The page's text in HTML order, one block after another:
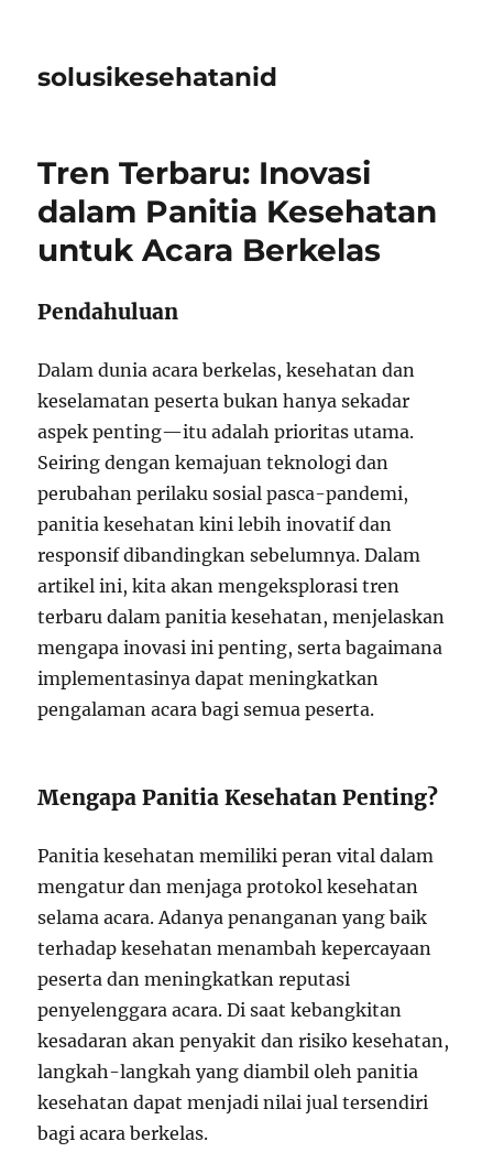
solusikesehatanid
Tren Terbaru: Inovasi
dalam Panitia Kesehatan
untuk Acara Berkelas
Pendahuluan
Dalam dunia acara berkelas, kesehatan dan
keselamatan peserta bukan hanya sekadar
aspek penting—itu adalah prioritas utama.
Seiring dengan kemajuan teknologi dan
perubahan perilaku sosial pasca-pandemi,
panitia kesehatan kini lebih inovatif dan
responsif dibandingkan sebelumnya. Dalam
artikel ini, kita akan mengeksplorasi tren
terbaru dalam panitia kesehatan, menjelaskan
mengapa inovasi ini penting, serta bagaimana
implementasinya dapat meningkatkan
pengalaman acara bagi semua peserta.
Mengapa Panitia Kesehatan Penting?
Panitia kesehatan memiliki peran vital dalam
mengatur dan menjaga protokol kesehatan
selama acara. Adanya penanganan yang baik
terhadap kesehatan menambah kepercayaan
peserta dan meningkatkan reputasi
penyelenggara acara. Di saat kebangkitan
kesadaran akan penyakit dan risiko kesehatan,
langkah-langkah yang diambil oleh panitia
kesehatan dapat menjadi nilai jual tersendiri
bagi acara berkelas.